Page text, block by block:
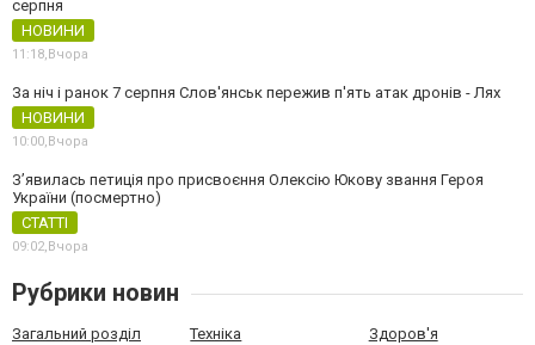
серпня
НОВИНИ
11:18, Вчора
За ніч і ранок 7 серпня Слов'янськ пережив п'ять атак дронів - Лях
НОВИНИ
10:00, Вчора
З’явилась петиція про присвоєння Олексію Юкову звання Героя
України (посмертно)
СТАТТІ
09:02, Вчора
Рубрики новин
Загальний розділ Техніка Здоров'я